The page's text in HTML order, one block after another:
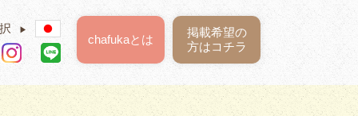
▶
掲載希望の
方はコチラ
chafukaとは